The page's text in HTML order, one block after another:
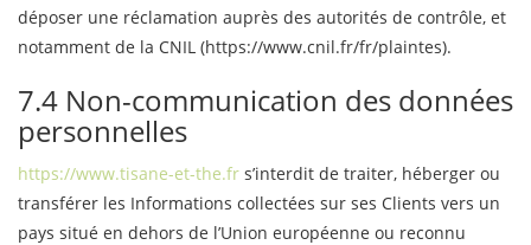
déposer une réclamation auprès des autorités de contrôle, et
notamment de la CNIL (https://www.cnil.fr/fr/plaintes).
7.4 Non-communication des données
personnelles
https://www.tisane-et-the.fr s’interdit de traiter, héberger ou
transférer les Informations collectées sur ses Clients vers un
pays situé en dehors de l’Union européenne ou reconnu